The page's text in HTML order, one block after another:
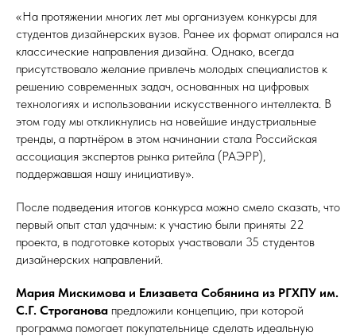
«На протяжении многих лет мы организуем конкурсы для
студентов дизайнерских вузов. Ранее их формат опирался на
классические направления дизайна. Однако, всегда
присутствовало желание привлечь молодых специалистов к
решению современных задач, основанных на цифровых
технологиях и использовании искусственного интеллекта. В
этом году мы откликнулись на новейшие индустриальные
тренды, а партнёром в этом начинании стала Российская
ассоциация экспертов рынка ритейла (РАЭРР),
поддержавшая нашу инициативу».
После подведения итогов конкурса можно смело сказать, что
первый опыт стал удачным: к участию были приняты 22
проекта, в подготовке которых участвовали 35 студентов
дизайнерских направлений.
Мария Мискимова и Елизавета Собянина из РГХПУ им.
С.Г. Строганова предложили концепцию, при которой
программа помогает покупательнице сделать идеальную